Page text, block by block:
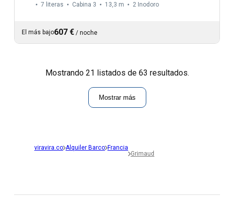
7 literas Cabina 3 13,3 m 2 Inodoro
El más bajo607 € / noche
Mostrando 21 listados de 63 resultados.
Mostrar más
viravira.co Alquiler Barco Francia
Grimaud